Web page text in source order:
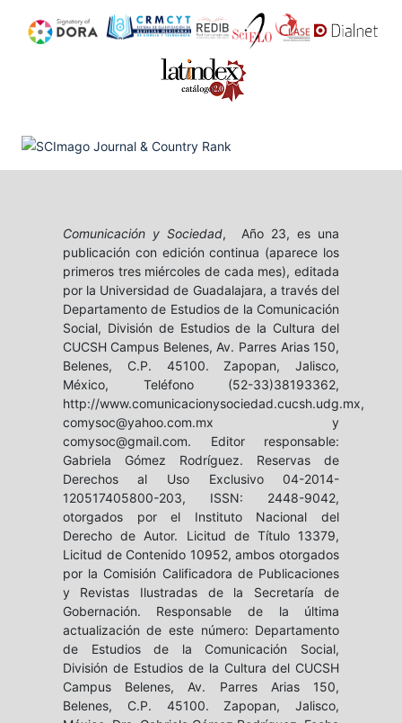
Comunicación y Sociedad, Año 23, es una
publicación con edición continua (aparece los
primeros tres miércoles de cada mes), editada
por la Universidad de Guadalajara, a través del
Departamento de Estudios de la Comunicación
Social, División de Estudios de la Cultura del
CUCSH Campus Belenes, Av. Parres Arias 150,
Belenes, C.P. 45100. Zapopan, Jalisco,
México, Teléfono (52-33)38193362,
http://www.comunicacionysociedad.cucsh.udg.mx,
comysoc@yahoo.com.mx y
comysoc@gmail.com. Editor responsable:
Gabriela Gómez Rodríguez. Reservas de
Derechos al Uso Exclusivo 04-2014-
120517405800-203, ISSN: 2448-9042,
otorgados por el Instituto Nacional del
Derecho de Autor. Licitud de Título 13379,
Licitud de Contenido 10952, ambos otorgados
por la Comisión Calificadora de Publicaciones
y Revistas Ilustradas de la Secretaría de
Gobernación. Responsable de la última
actualización de este número: Departamento
de Estudios de la Comunicación Social,
División de Estudios de la Cultura del CUCSH
Campus Belenes, Av. Parres Arias 150,
Belenes, C.P. 45100. Zapopan, Jalisco,